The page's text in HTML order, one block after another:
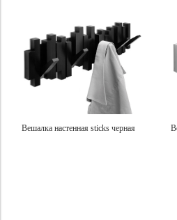
Вешалка настенная sticks черная